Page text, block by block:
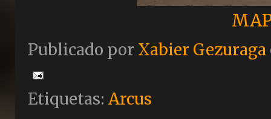
Publicado por Xabier Gezuraga
Etiquetas: Arcus